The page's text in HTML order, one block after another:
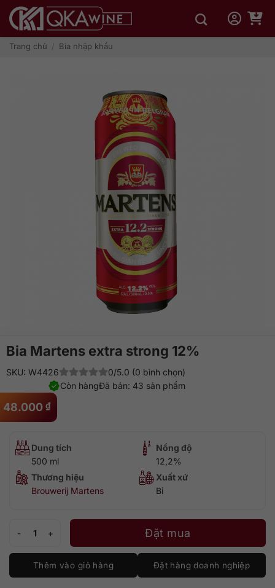
qua
dungTrang chủ / Bia nhập khẩu
Bia Martens extra strong 12%
48.000 ₫
SKU: W4426
0/5.0 (0 bình chọn)
Đã bán: 43 sản phẩm
Còn hàng
Dung tích
500 ml
Nồng độ
12,2%
Thương hiệu
Brouwerij Martens
Xuất xứ
Bỉ
Bia Martens extra strong 12% số lượngĐặt mua
Thêm vào giỏ hàng Đặt hàng doanh nghiệp